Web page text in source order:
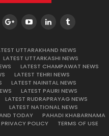
UTTARAKHAND NEWS
LATEST UTTARKASHI NEWS
LATEST CHAMPAWAT NEWS
LATEST TEHRI NEWS
LATEST NAINITAL NEWS
LATEST PAURI NEWS
LATEST RUDRAPRAYAG NEWS
LATEST NATIONAL NEWS
TODAY
PAHADI KHABARNAMA
PRIVACY POLICY TERMS OF USE